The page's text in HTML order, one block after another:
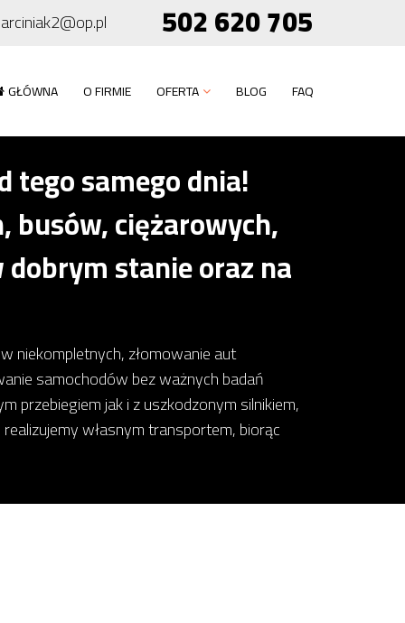
502 620 705
GŁÓWNA O FIRMIE OFERTA BLOG FAQ
samego dnia!
busów, ciężarowych,
stanie oraz na
niekompletnych, złomowanie aut
samochodów bez ważnych badań
przebiegiem jak i z uszkodzonym silnikiem,
własnym transportem, biorąc